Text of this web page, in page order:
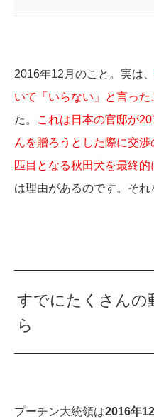
2016年12月のこと。実は、
いて「いらない」と言っ
た。
これは日本の官邸が
んを贈ろうとした際に交
匹目となる秋田犬を最終的
は理由があるのです。それ
すでにたくさんの
ら
プーチン大統領は2016年